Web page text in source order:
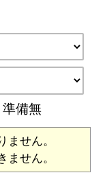
準備無
せん。
せん。